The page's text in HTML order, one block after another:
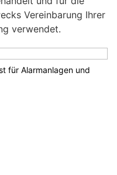
Vereinbarung Ihrer
verwendet.
für Alarmanlagen und